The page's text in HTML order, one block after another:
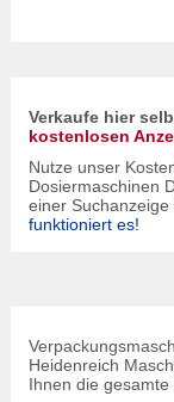
Verkaufe hier
kostenlosen
Nutze unser
Dosiermaschinen
einer Suchanzeige
funktioniert es!
Heidenreich
Ihnen die